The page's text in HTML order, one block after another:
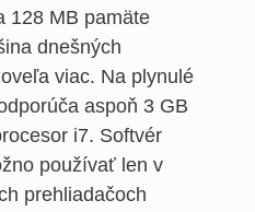
128 MB pamäte
dnešných
viac. Na plynulé
aspoň 3 GB
i7. Softvér
používať len v
prehliadačoch